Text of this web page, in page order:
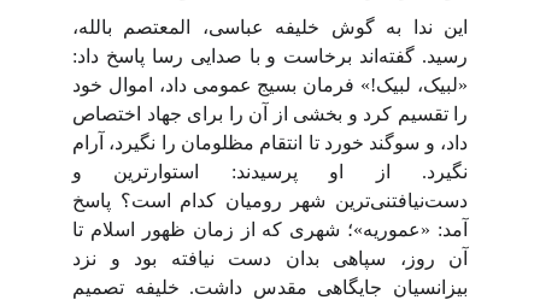
این ندا به گوش خلیفه عباسی، المعتصم بالله،
رسید. گفته‌اند برخاست و با صدایی رسا پاسخ داد:
«لبیک، لبیک!» فرمان بسیج عمومی داد، اموال خود
را تقسیم کرد و بخشی از آن را برای جهاد اختصاص
داد، و سوگند خورد تا انتقام مظلومان را نگیرد، آرام
نگیرد. از او پرسیدند: استوارترین و
دست‌نیافتنی‌ترین شهر رومیان کدام است؟ پاسخ
آمد: «عموریه»؛ شهری که از زمان ظهور اسلام تا
آن روز، سپاهی بدان دست نیافته بود و نزد
بیزانسیان جایگاهی مقدس داشت. خلیفه تصمیم